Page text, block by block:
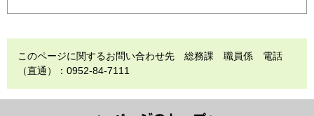
このページに関するお問い合わせ先 総務課 職員係 電話
（直通）：0952-84-7111